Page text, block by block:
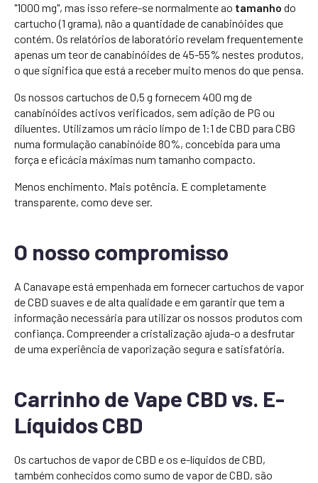
"1000 mg", mas isso refere-se normalmente ao tamanho do
cartucho (1 grama), não a quantidade de canabinóides que
contém. Os relatórios de laboratório revelam frequentemente
apenas um teor de canabinóides de 45-55% nestes produtos,
o que significa que está a receber muito menos do que pensa.
Os nossos cartuchos de 0,5 g fornecem 400 mg de
canabinóides activos verificados, sem adição de PG ou
diluentes. Utilizamos um rácio limpo de 1:1 de CBD para CBG
numa formulação canabinóide 80%, concebida para uma
força e eficácia máximas num tamanho compacto.
Menos enchimento. Mais potência. E completamente
transparente, como deve ser.
O nosso compromisso
A Canavape está empenhada em fornecer cartuchos de vapor
de CBD suaves e de alta qualidade e em garantir que tem a
informação necessária para utilizar os nossos produtos com
confiança. Compreender a cristalização ajuda-o a desfrutar
de uma experiência de vaporização segura e satisfatória.
Carrinho de Vape CBD vs. E-
Líquidos CBD
Os cartuchos de vapor de CBD e os e-líquidos de CBD,
também conhecidos como sumo de vapor de CBD, são